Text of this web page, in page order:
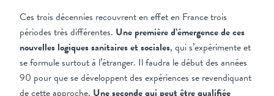
Ces trois décennies recouvrent en effet en France trois
périodes très différentes. Une première d’émergence de ces
nouvelles logiques sanitaires et sociales, qui s’expérimente et
se formule surtout à l’étranger. Il faudra le début des années
90 pour que se développent des expériences se revendiquant
de cette approche. Une seconde qui peut être qualifiée